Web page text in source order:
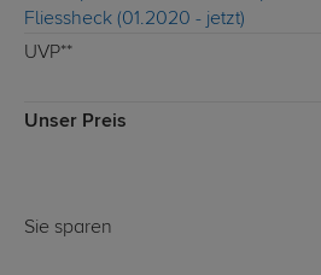
UVP**
Unser Preis
Sie sparen